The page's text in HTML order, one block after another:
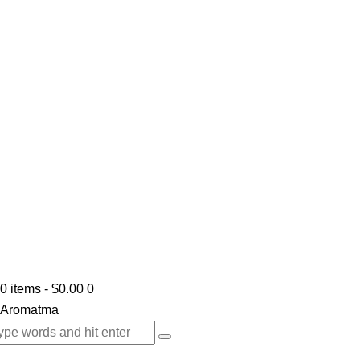
0 items -$0.00 0